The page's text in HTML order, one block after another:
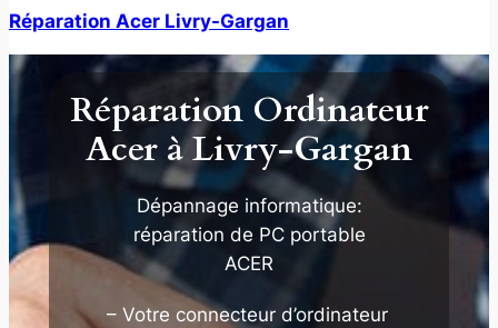
Réparation Acer Livry-Gargan
Réparation Ordinateur
Acer à Livry-Gargan
Dépannage informatique:
réparation de PC portable
ACER
– Votre connecteur d’ordinateur